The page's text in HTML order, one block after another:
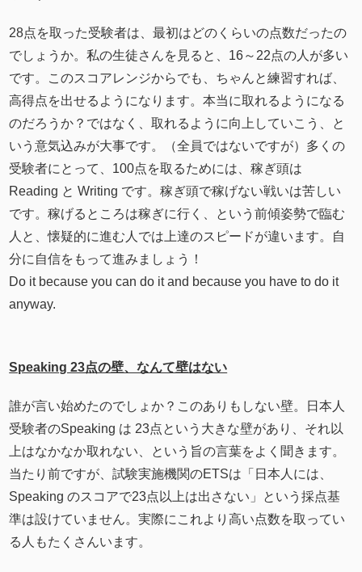
28点を取った受験者は、最初はどのくらいの点数だったの
でしょうか。私の生徒さんを見ると、16～22点の人が多い
です。このスコアレンジからでも、ちゃんと練習すれば、
高得点を出せるようになります。本当に取れるようになる
のだろうか？ではなく、取れるように向上していこう、と
いう意気込みが大事です。（全員ではないですが）多くの
受験者にとって、100点を取るためには、稼ぎ頭は
Reading と Writing です。稼ぎ頭で稼げない戦いは苦しい
です。稼げるところは稼ぎに行く、という前傾姿勢で臨む
人と、懐疑的に進む人では上達のスピードが違います。自
分に自信をもって進みましょう！
Do it because you can do it and because you have to do it
anyway.
Speaking 23点の壁、なんて壁はない
誰が言い始めたのでしょか？このありもしない壁。日本人
受験者のSpeaking は 23点という大きな壁があり、それ以
上はなかなか取れない、という旨の言葉をよく聞きます。
当たり前ですが、試験実施機関のETSは「日本人には、
Speaking のスコアで23点以上は出さない」という採点基
準は設けていません。実際にこれより高い点数を取ってい
る人もたくさんいます。